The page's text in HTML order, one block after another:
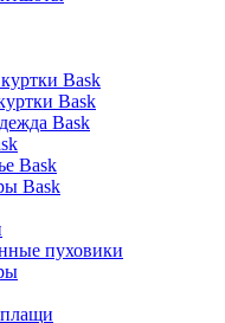
Bask
Bask
Bask
Bask
Bask
пуховики